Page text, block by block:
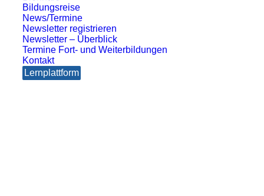
Bildungsreise
News/Termine
Newsletter registrieren
Newsletter – Überblick
Termine Fort- und Weiterbildungen
Kontakt
Lernplattform